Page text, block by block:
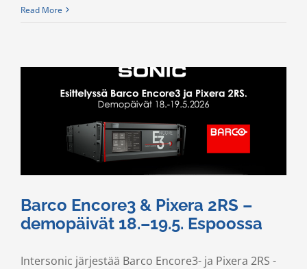
Read More
Barco Encore3 & Pixera 2RS –
demopäivät 18.–19.5. Espoossa
Intersonic järjestää Barco Encore3- ja Pixera 2RS -